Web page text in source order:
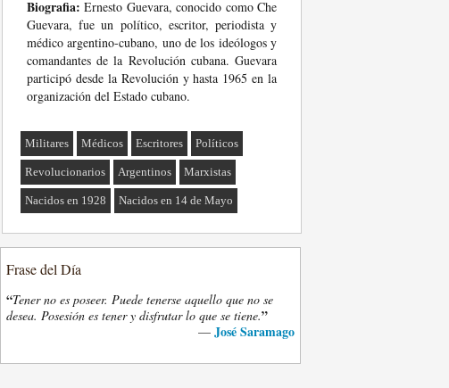
Biografia: Ernesto Guevara, conocido como Che
Guevara, fue un político, escritor, periodista y
médico argentino-cubano, uno de los ideólogos y
comandantes de la Revolución cubana. Guevara
participó desde la Revolución y hasta 1965 en la
organización del Estado cubano.
Militares Médicos Escritores Políticos
Revolucionarios Argentinos Marxistas
Nacidos en 1928 Nacidos en 14 de Mayo
Frase del Día
“Tener no es poseer. Puede tenerse aquello que no se
desea. Posesión es tener y disfrutar lo que se tiene.”
— José Saramago